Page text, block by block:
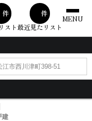
件
スト
00件
最近見たリスト
MENU
江市西川津町398-51
建